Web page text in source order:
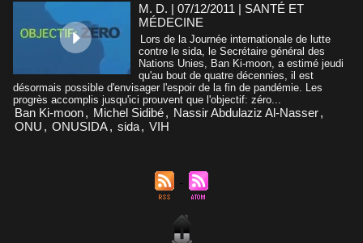
M. D. | 07/12/2011 | SANTÉ ET
MÉDECINE
Lors de la Journée internationale de lutte
contre le sida, le Secrétaire général des
Nations Unies, Ban Ki-moon, a estimé jeudi
qu'au bout de quatre décennies, il est
désormais possible d'envisager l'espoir de la fin de pandémie. Les
progrès accomplis jusqu'ici prouvent que l'objectif: zéro...
Ban Ki-moon, Michel Sidibé, Nassir Abdulaziz Al-Nasser,
ONU , ONUSIDA, sida, VIH